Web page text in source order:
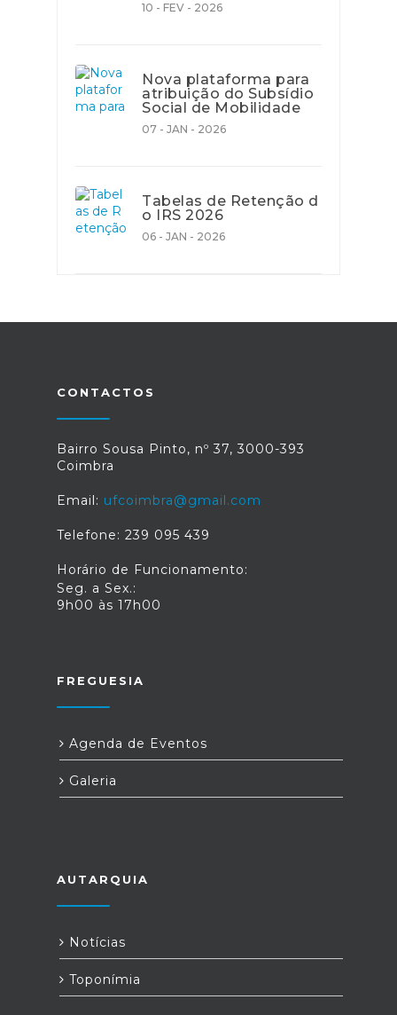
10 - FEV - 2026
Nova plataforma para
atribuição do Subsídio
Social de Mobilidade
07 - JAN - 2026
Tabelas de Retenção d
o IRS 2026
06 - JAN - 2026
CONTACTOS
Bairro Sousa Pinto, nº 37, 3000-393
Coimbra
Email: ufcoimbra@gmail.com
Telefone: 239 095 439
Horário de Funcionamento:
Seg. a Sex.:
9h00 às 17h00
FREGUESIA
Agenda de Eventos
Galeria
AUTARQUIA
Notícias
Toponímia